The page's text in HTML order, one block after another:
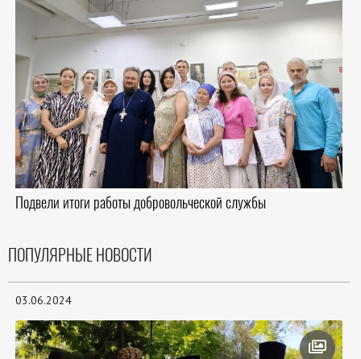
Подвели итоги работы добровольческой службы
ПОПУЛЯРНЫЕ НОВОСТИ
03.06.2024